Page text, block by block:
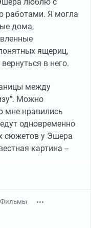
под действием
ситхов"
Кабанель
работами. Я могла
дома,
ящериц,
в него.
между
Можно
мне нравились
одновременно
сюжетов у Эшера
картина --
Фильмы